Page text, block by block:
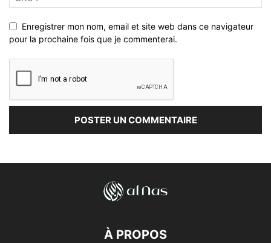
Enregistrer mon nom, email et site web dans ce navigateur
pour la prochaine fois que je commenterai.
À PROPOS